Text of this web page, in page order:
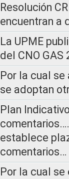
Resolución
encuentran a
La UPME
del CNO
Por la cual
se adoptan
Plan
establece
comentarios…
Por la cual